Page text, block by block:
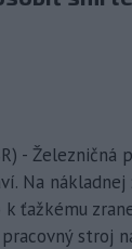
- Železničná
Na
ťažkému
stroj